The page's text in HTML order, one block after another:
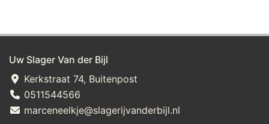
Uw Slager Van der Bijl
Kerkstraat 74, Buitenpost
0511544566
marceneelkje@slagerijvanderbijl.nl